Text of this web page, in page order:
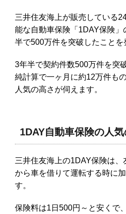
三井住友海上が販売している
能な自動車保険「1DAY保険」
半で500万件を突破したことを
3年半で契約件数500万件を突
純計算で一ヶ月に約12万件も
人気の高さが伺えます。
1DAY自動車保険の人
三井住友海上の1DAY保険は、
から車を借りて運転する時に
す。
保険料は1日500円～と安くで